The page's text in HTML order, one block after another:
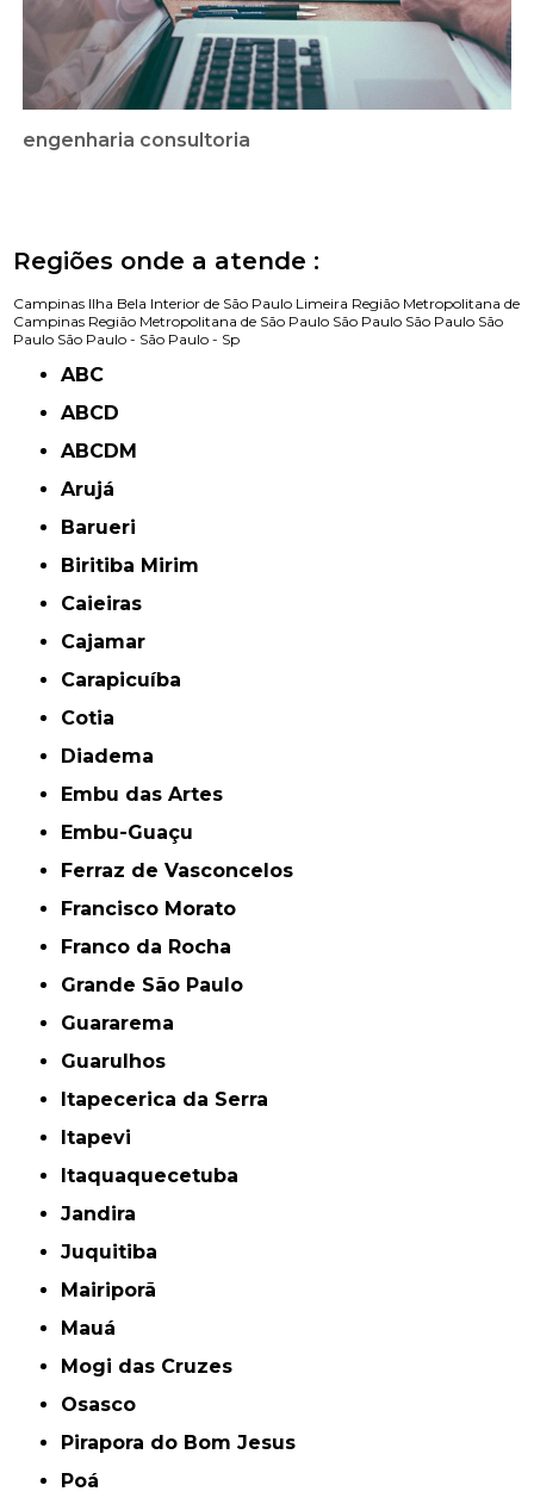
engenharia consultoria
Regiões onde a atende :
Campinas Ilha Bela Interior de São Paulo Limeira Região Metropolitana de
Campinas Região Metropolitana de São Paulo São Paulo São Paulo São
Paulo São Paulo - São Paulo - Sp
ABC
ABCD
ABCDM
Arujá
Barueri
Biritiba Mirim
Caieiras
Cajamar
Carapicuíba
Cotia
Diadema
Embu das Artes
Embu-Guaçu
Ferraz de Vasconcelos
Francisco Morato
Franco da Rocha
Grande São Paulo
Guararema
Guarulhos
Itapecerica da Serra
Itapevi
Itaquaquecetuba
Jandira
Juquitiba
Mairiporã
Mauá
Mogi das Cruzes
Osasco
Pirapora do Bom Jesus
Poá